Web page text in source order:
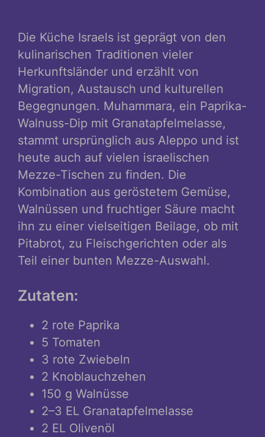
Die Küche Israels ist geprägt von den
kulinarischen Traditionen vieler
Herkunftsländer und erzählt von
Migration, Austausch und kulturellen
Begegnungen. Muhammara, ein Paprika-
Walnuss-Dip mit Granatapfelmelasse,
stammt ursprünglich aus Aleppo und ist
heute auch auf vielen israelischen
Mezze-Tischen zu finden. Die
Kombination aus geröstetem Gemüse,
Walnüssen und fruchtiger Säure macht
ihn zu einer vielseitigen Beilage, ob mit
Pitabrot, zu Fleischgerichten oder als
Teil einer bunten Mezze-Auswahl.
Zutaten:
2 rote Paprika
5 Tomaten
3 rote Zwiebeln
2 Knoblauchzehen
150 g Walnüsse
2–3 EL Granatapfelmelasse
2 EL Olivenöl